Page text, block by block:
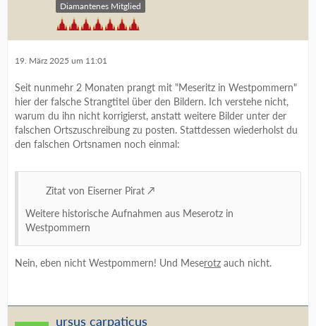
Diamantenes Mitglied
19. März 2025 um 11:01
Seit nunmehr 2 Monaten prangt mit "Meseritz in Westpommern"
hier der falsche Strangtitel über den Bildern. Ich verstehe nicht,
warum du ihn nicht korrigierst, anstatt weitere Bilder unter der
falschen Ortszuschreibung zu posten. Stattdessen wiederholst du
den falschen Ortsnamen noch einmal:
Zitat von Eiserner Pirat
Weitere historische Aufnahmen aus Meserotz in
Westpommern
Nein, eben nicht Westpommern! Und Meserotz auch nicht.
ursus carpaticus